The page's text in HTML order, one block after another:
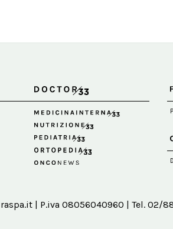
| P.iva 08056040960 | Tel. 02/